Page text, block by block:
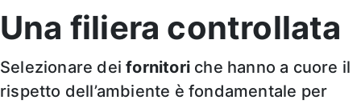
Una filiera controllata
Selezionare deifornitori che hanno a cuore il
rispetto dell’ambiente è fondamentale per